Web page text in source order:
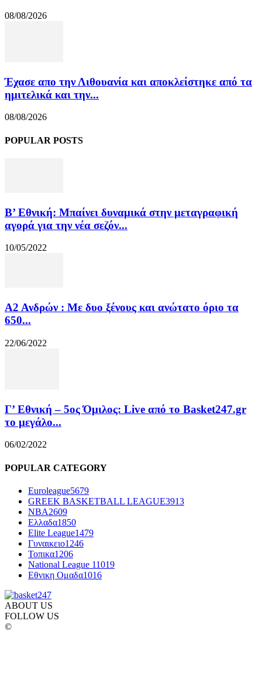
08/08/2026
Έχασε απο την Λιθουανία και αποκλείστηκε από τα
ημιτελικά και την...
08/08/2026
POPULAR POSTS
Β’ Εθνική: Μπαίνει δυναμικά στην μεταγραφική
αγορά για την νέα σεζόν...
10/05/2022
Α2 Ανδρών : Με δυο ξένους και ανώτατο όριο τα
650...
22/06/2022
Γ’ Εθνική – 5ος Όμιλος: Live από το Basket247.gr
το μεγάλο...
06/02/2022
POPULAR CATEGORY
Euroleague5679
GREEK BASKETBALL LEAGUE3913
NBA2609
Ελλαδα1850
Elite League1479
Γυναικειο1246
Τοπικα1206
National League 11019
Εθνικη Ομαδα1016
ABOUT US
FOLLOW US
©